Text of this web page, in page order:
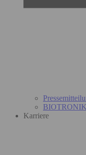
Karriere